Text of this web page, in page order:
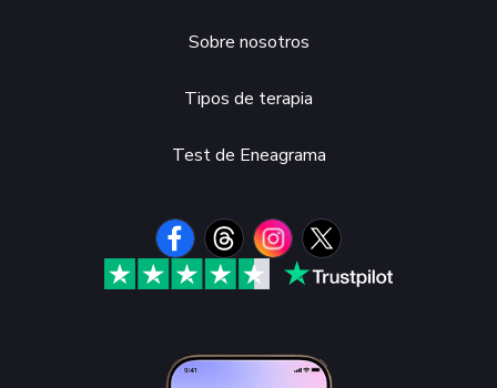
Sobre nosotros
Tipos de terapia
Test de Eneagrama